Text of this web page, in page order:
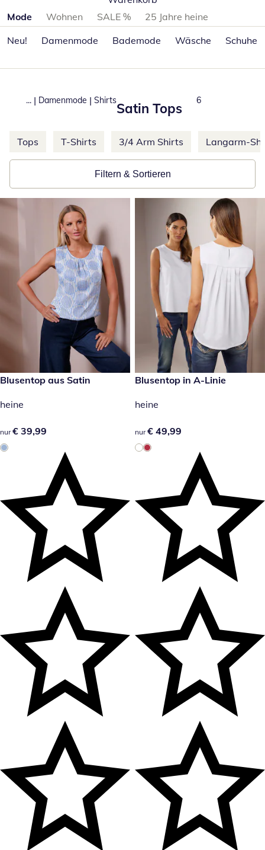
Produktkategorien überspringen
Mode Wohnen SALE %
25 Jahre heine
Neu!
Damenmode Bademode Wäsche Schuhe
... | Damenmode | Shirts
Satin Tops
Total number of
6
Weitere Kategorien überspringen
Tops T-Shirts 3/4 Arm Shirts Langarm-
Filtern & Sortieren
€ 39,99
Blusentop aus Satin
heine
€ 39,99
nur € 39,99
€ 49,99
Blusentop in A-Linie
heine
€ 49,99
nur € 49,99